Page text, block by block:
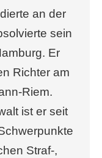
an der
sein
Er
Richter am
Riem.
ist er seit
Straf-,